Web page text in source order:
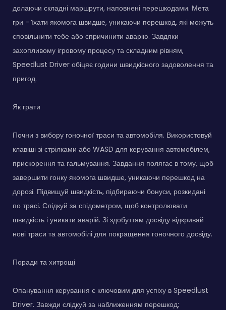
долаючи складні маршрути, наповнені перешкодами. Мета
гри - їхати якомога швидше, уникаючи перешкод, які можуть
сповільнити тебе або спричинити аварію. Завдяки
захопливому ігровому процесу та складним рівням,
Speedlust Driver обіцяє години швидкісного задоволення та
пригод.
Як грати
Почни з вибору гоночної траси та автомобіля. Використовуй
клавіші зі стрілками або WASD для керування автомобілем,
прискорення та гальмування. Завдання полягає в тому, щоб
завершити гонку якомога швидше, уникаючи перешкод на
дорозі. Підвищуй швидкість, підбираючи бонуси, розкидані
по трасі. Слідкуй за спідометром, щоб контролювати
швидкість і уникати аварій. Зі здобуттям досвіду відкривай
нові траси та автомобілі для покращення гоночного досвіду.
Поради та хитрощі
Опанування керування є ключовим для успіху в Speedlust
Driver. Завжди слідкуй за наближенням перешкод;